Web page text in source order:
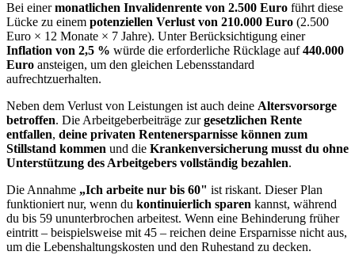
Bei einermonatlichen Invalidenrente von 2.500 Euro führt diese
Lücke zu einem potenziellen Verlust von 210.000 Euro (2.500
Euro × 12 Monate × 7 Jahre). Unter Berücksichtigung einer
Inflation von 2,5 % würde die erforderliche Rücklage auf440.000
Euro ansteigen, um den gleichen Lebensstandard
aufrechtzuerhalten.
Neben dem Verlust von Leistungen ist auch deine Altersvorsorge
betroffen. Die Arbeitgeberbeiträge zurgesetzlichen Rente
entfallen, deine privaten Rentenersparnisse können zum
Stillstand kommen und die Krankenversicherung musst du ohne
Unterstützung des Arbeitgebers vollständig bezahlen.
Die Annahme „Ich arbeite nur bis 60" ist riskant. Dieser Plan
funktioniert nur, wenn du kontinuierlich sparen kannst, während
du bis 59 ununterbrochen arbeitest. Wenn eine Behinderung früher
eintritt – beispielsweise mit 45 – reichen deine Ersparnisse nicht aus,
um die Lebenshaltungskosten und den Ruhestand zu decken.